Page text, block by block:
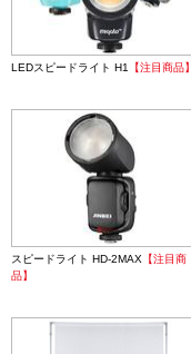
LEDスピードライト H1 【注目商品】
スピードライト HD-2MAX 【注目商
品】